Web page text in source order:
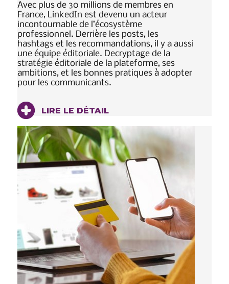
Avec plus de 30 millions de membres en
France, LinkedIn est devenu un acteur
incontournable de l’écosystème
professionnel. Derrière les posts, les
hashtags et les recommandations, il y a aussi
une équipe éditoriale. Decryptage de la
stratégie éditoriale de la plateforme, ses
ambitions, et les bonnes pratiques à adopter
pour les communicants.
LIRE LE DÉTAIL